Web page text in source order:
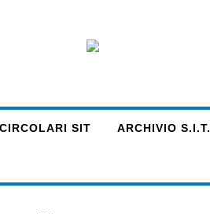
SIT ARCHIVIO S.I.T.